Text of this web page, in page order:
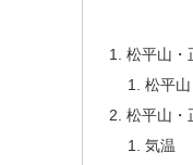
松平山・
松平
松平山・
気温